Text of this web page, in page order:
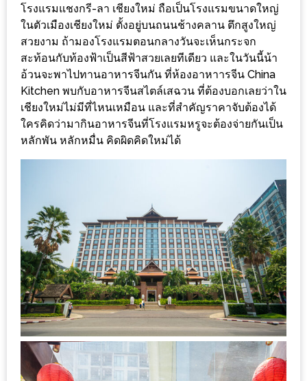
ของ
เชียงใหม่
ต้อง
ไป
ลอง
16
ร้าน
ต้อง
มา
ลอง
ถนน
คน
เดิน
วัน
อาทิตย์
ท่าแพ
โรงแรมแชงกรี-ลา เชียงใหม่ ถือเป็นโรงแรมขนาดใหญ่
ในตัวเมืองเชียงใหม่ ตั้งอยู่บนถนนช้างคลาน ตึกสูงใหญ่
สวยงาม ถ้ามองโรงแรมตอนกลางวันจะเห็นกระจก
สะท้อนกับท้องฟ้าเป็นสีฟ้าสวยเลยทีเดียว และในวันนี้น้า
อ้วนจะพาไปทานอาหารจีนกัน ที่ห้องอาหาารจีน China
Kitchen พบกับอาหารจีนสไตล์เสฉวน ที่ต้องบอกเลยว่าใน
เชียงใหม่ไม่มีที่ไหนเหมือน และที่สำคัญราคาจับต้องได้
ใครคิดว่ามากินอาหารจีนที่โรงแรมหรูจะต้องจ่ายกันเป็น
หลักพัน หลักหมื่น คิดผิดคิดใหม่ได้